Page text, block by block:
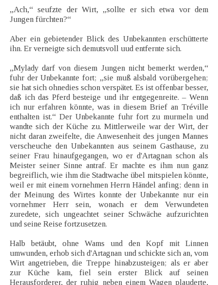
„Ach,“ seufzte der Wirt, „sollte er sich etwa vor dem
Jungen fürchten?“
Aber ein gebietender Blick des Unbekannten erschütterte
ihn. Er verneigte sich demutsvoll uud entfernte sich.
„Mylady darf von diesem Jungen nicht bemerkt werden,“
fuhr der Unbekannte fort; „sie muß alsbald vorübergehen;
sie hat sich ohnedies schon verspätet. Es ist offenbar besser,
daß ich das Pferd besteige und ihr entgegenreite. – Wenn
ich nur erfahren könnte, was in diesem Brief an Tréville
enthalten ist.“ Der Unbekannte fuhr fort zu murmeln und
wandte sich der Küche zu. Mittlerweile war der Wirt, der
nicht daran zweifelte, die Anwesenheit des jungen Mannes
verscheuche den Unbekannten aus seinem Gasthause, zu
seiner Frau hinaufgegangen, wo er d'Artagnan schon als
Meister seiner Sinne antraf. Er machte es ihm nun ganz
begreiflich, wie ihm die Stadtwache übel mitspielen könnte,
weil er mit einem vornehmen Herrn Händel anfing; denn in
der Meinung des Wirtes konnte der Unbekannte nur ein
vornehmer Herr sein, wonach er dem Verwundeten
zuredete, sich ungeachtet seiner Schwäche aufzurichten
und seine Reise fortzusetzen.
Halb betäubt, ohne Wams und den Kopf mit Linnen
umwunden, erhob sich d'Artagnan und schickte sich an, vom
Wirt angetrieben, die Treppe hinabzusteigen; als er aber
zur Küche kam, fiel sein erster Blick auf seinen
Herausforderer, der ruhig neben einem Wagen plauderte,